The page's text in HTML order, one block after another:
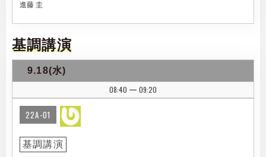
進藤 圭
基調講演
9.18(水)
08:40
| 09:20
22A-01
基調講演